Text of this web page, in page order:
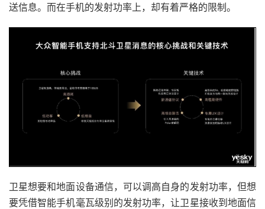
送信息。而在手机的发射功率上，却有着严格的限制。
卫星想要和地面设备通信，可以调高自身的发射功率，但想
要凭借智能手机毫瓦级别的发射功率，让卫星接收到地面信